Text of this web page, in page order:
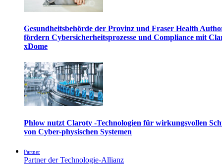
Gesundheitsbehörde der Provinz und Fraser Health
fördern Cybersicherheitsprozesse und Compliance mit
xDome
Phlow nutzt Claroty -Technologien für wirkungsvollen
von Cyber-physischen Systemen
Partner
Partner der Technologie-Allianz